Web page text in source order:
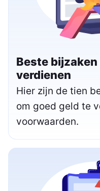
Beste
verdienen
Hier zijn de tien
om goed geld te
voorwaarden.